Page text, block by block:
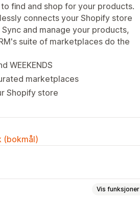
find and shop for your products.
connects your Shopify store
Sync and manage your products,
suite of marketplaces do the
WEEKENDS
marketplaces
Shopify store
(bokmål)
Vis funksjoner